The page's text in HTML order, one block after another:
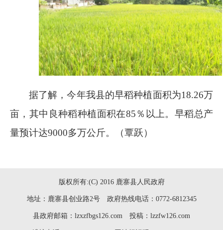
据了解，今年我县的早稻种植面积为18.26万
亩，其中良种稻种植面积在85％ 以上。早稻总产
量预计达9000多万公斤。（覃跃）
版权所有:(C) 2016 鹿寨县人民政府
地址：鹿寨县创业路2号 政府热线电话：0772-6812345
县政府邮箱：lzxzfbgs126.com 投稿：lzzfw126.com